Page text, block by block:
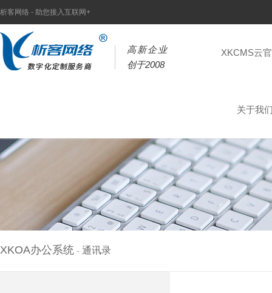
析客网络 - 助您接入互联网+
高新企业
创于2008
XKCMS云
关于我
XKOA办公系统 - 通讯录